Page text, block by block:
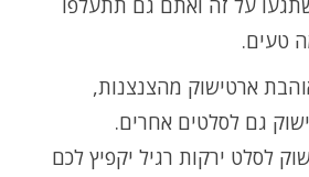
טעים.
ארטישוק מהצנצנות,
גם לסלטים אחרים.
לסלט ירקות רגיל יקפיץ לכם